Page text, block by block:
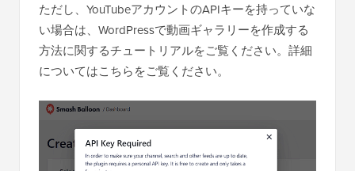
ただし、YouTubeアカウントのAPIキーを持っていな
い場合は、WordPressで動画ギャラリーを作成する
方法に関するチュートリアルをご覧ください。詳細
についてはこちらをご覧ください。